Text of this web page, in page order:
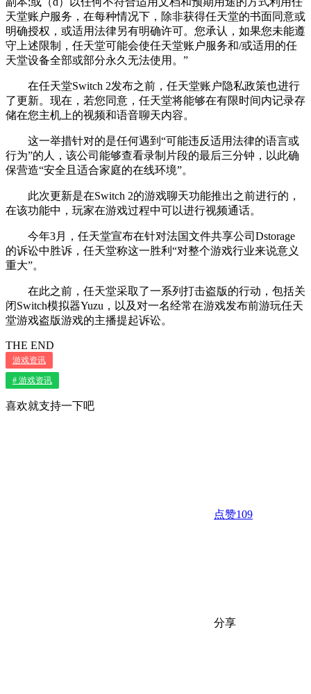
天堂账户服务，在每种情况下，除非获得任天堂的书面同意或
明确授权，或适用法律另有明确许可。您承认，如果您未能遵
守上述限制，任天堂可能会使任天堂账户服务和/或适用的任
天堂设备全部或部分永久无法使用。”
在任天堂Switch 2发布之前，任天堂账户隐私政策也进行
了更新。现在，若您同意，任天堂将能够在有限时间内记录存
储在您主机上的视频和语音聊天内容。
这一举措针对的是任何遇到“可能违反适用法律的语言或
行为”的人，该公司能够查看录制片段的最后三分钟，以此确
保营造“安全且适合家庭的在线环境”。
此次更新是在Switch 2的游戏聊天功能推出之前进行的，
在该功能中，玩家在游戏过程中可以进行视频通话。
今年3月，任天堂宣布在针对法国文件共享公司Dstorage
的诉讼中胜诉，任天堂称这一胜利“对整个游戏行业来说意义
重大”。
在此之前，任天堂采取了一系列打击盗版的行动，包括关
闭Switch模拟器Yuzu，以及对一名经常在游戏发布前游玩任天
堂游戏盗版游戏的主播提起诉讼。
THE END
游戏资讯
# 游戏资讯
喜欢就支持一下吧
点赞109
分享